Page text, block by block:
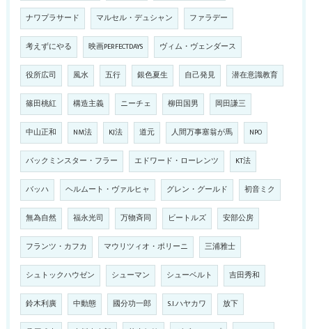
ナワプラサード マルセル・デュシャン ファラデー
考えずにやる 映画PERFECTDAYS ヴィム・ヴェンダース
役所広司 風水 五行 銀色夏生 自己発見 潜在意識教育
篠田桃紅 構造主義 ニーチェ 柳田国男 岡田謙三
中山正和 NM法 KJ法 道元 人間万事塞翁が馬 NPO
バックミンスター・フラー エドワード・ローレンツ KT法
バッハ ヘルムート・ヴァルヒャ グレン・グールド 初音ミク
無為自然 福永光司 万物斉同 ビートルズ 安部公房
フランツ・カフカ マウリツィオ・ポリーニ 三浦雅士
シュトックハウゼン シューマン シューベルト 吉田秀和
鈴木利廣 中動態 國分功一郎 S.I.ハヤカワ 放下